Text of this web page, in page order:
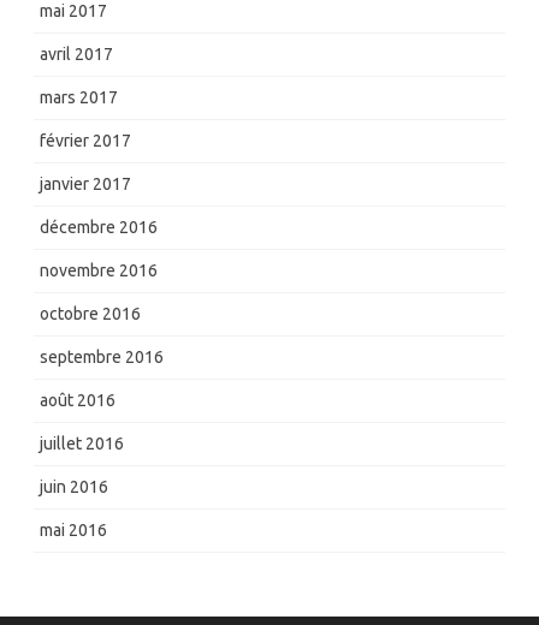
mai 2017
avril 2017
mars 2017
février 2017
janvier 2017
décembre 2016
novembre 2016
octobre 2016
septembre 2016
août 2016
juillet 2016
juin 2016
mai 2016